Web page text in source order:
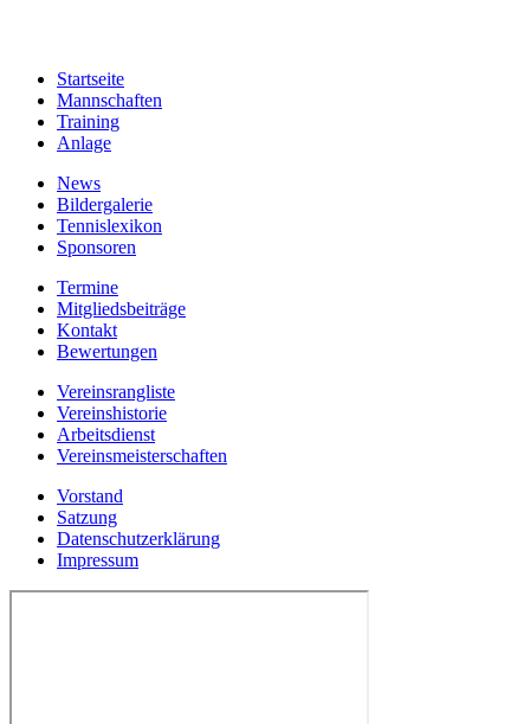
Startseite
Mannschaften
Training
Anlage
News
Bildergalerie
Tennislexikon
Sponsoren
Termine
Mitgliedsbeiträge
Kontakt
Bewertungen
Vereinsrangliste
Vereinshistorie
Arbeitsdienst
Vereinsmeisterschaften
Vorstand
Satzung
Datenschutzerklärung
Impressum